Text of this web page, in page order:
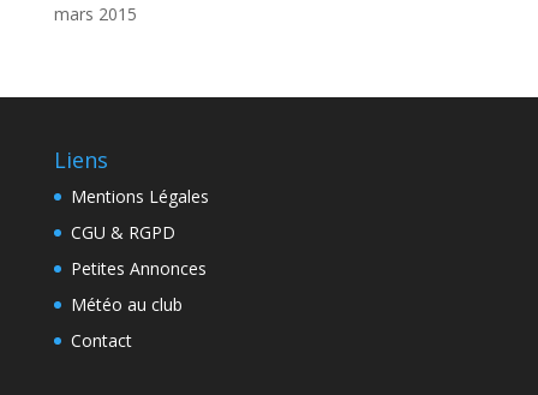
mars 2015
Liens
Mentions Légales
CGU & RGPD
Petites Annonces
Météo au club
Contact